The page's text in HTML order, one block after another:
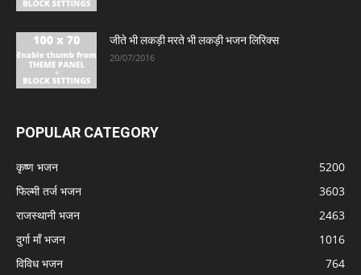
जीते भी लकड़ी मरते भी लकड़ी भजन लिरिक्स
20/07/2016
POPULAR CATEGORY
कृष्ण भजन
5200
फिल्मी तर्ज भजन
3603
राजस्थानी भजन
2463
दुर्गा माँ भजन
1016
विविध भजन
764